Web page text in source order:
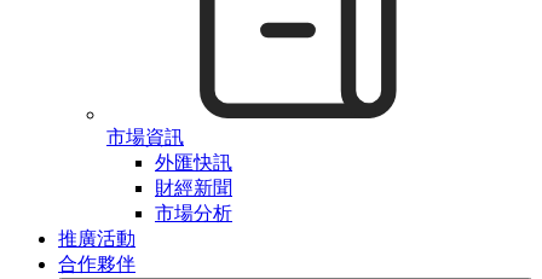
市場資訊
外匯快訊
財經新聞
市場分析
推廣活動
合作夥伴